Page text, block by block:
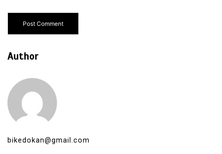
Author
bikedokan@gmail.com